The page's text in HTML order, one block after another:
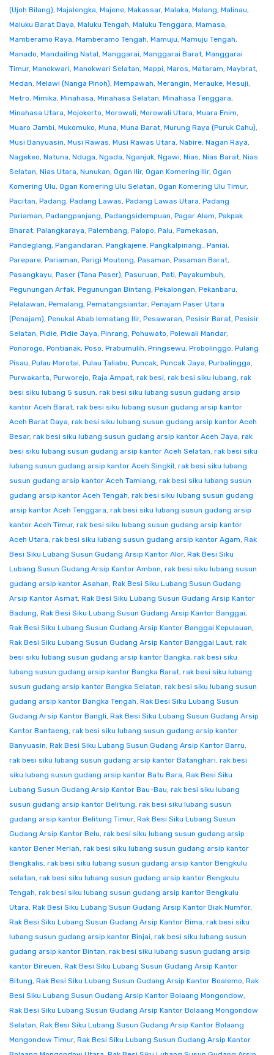
(Ujoh Bilang), Majalengka, Majene, Makassar, Malaka, Malang, Malinau,
Maluku Barat Daya, Maluku Tengah, Maluku Tenggara, Mamasa,
Mamberamo Raya, Mamberamo Tengah, Mamuju, Mamuju Tengah,
Manado, Mandailing Natal, Manggarai, Manggarai Barat, Manggarai
Timur, Manokwari, Manokwari Selatan, Mappi, Maros, Mataram, Maybrat,
Medan, Melawi (Nanga Pinoh), Mempawah, Merangin, Merauke, Mesuji,
Metro, Mimika, Minahasa, Minahasa Selatan, Minahasa Tenggara,
Minahasa Utara, Mojokerto, Morowali, Morowali Utara, Muara Enim,
Muaro Jambi, Mukomuko, Muna, Muna Barat, Murung Raya (Puruk Cahu),
Musi Banyuasin, Musi Rawas, Musi Rawas Utara, Nabire, Nagan Raya,
Nagekeo, Natuna, Nduga, Ngada, Nganjuk, Ngawi, Nias, Nias Barat, Nias
Selatan, Nias Utara, Nunukan, Ogan Ilir, Ogan Komering Ilir, Ogan
Komering Ulu, Ogan Komering Ulu Selatan, Ogan Komering Ulu Timur,
Pacitan, Padang, Padang Lawas, Padang Lawas Utara, Padang
Pariaman, Padangpanjang, Padangsidempuan, Pagar Alam, Pakpak
Bharat, Palangkaraya, Palembang, Palopo, Palu, Pamekasan,
Pandeglang, Pangandaran, Pangkajene, Pangkalpinang., Paniai,
Parepare, Pariaman, Parigi Moutong, Pasaman, Pasaman Barat,
Pasangkayu, Paser (Tana Paser), Pasuruan, Pati, Payakumbuh,
Pegunungan Arfak, Pegunungan Bintang, Pekalongan, Pekanbaru,
Pelalawan, Pemalang, Pematangsiantar, Penajam Paser Utara
(Penajam), Penukal Abab lematang Ilir, Pesawaran, Pesisir Barat, Pesisir
Selatan, Pidie, Pidie Jaya, Pinrang, Pohuwato, Polewali Mandar,
Ponorogo, Pontianak, Poso, Prabumulih, Pringsewu, Probolinggo, Pulang
Pisau, Pulau Morotai, Pulau Taliabu, Puncak, Puncak Jaya, Purbalingga,
Purwakarta, Purworejo, Raja Ampat, rak besi, rak besi siku lubang, rak
besi siku lubang 5 susun, rak besi siku lubang susun gudang arsip
kantor Aceh Barat, rak besi siku lubang susun gudang arsip kantor
Aceh Barat Daya, rak besi siku lubang susun gudang arsip kantor Aceh
Besar, rak besi siku lubang susun gudang arsip kantor Aceh Jaya, rak
besi siku lubang susun gudang arsip kantor Aceh Selatan, rak besi siku
lubang susun gudang arsip kantor Aceh Singkil, rak besi siku lubang
susun gudang arsip kantor Aceh Tamiang, rak besi siku lubang susun
gudang arsip kantor Aceh Tengah, rak besi siku lubang susun gudang
arsip kantor Aceh Tenggara, rak besi siku lubang susun gudang arsip
kantor Aceh Timur, rak besi siku lubang susun gudang arsip kantor
Aceh Utara, rak besi siku lubang susun gudang arsip kantor Agam, Rak
Besi Siku Lubang Susun Gudang Arsip Kantor Alor, Rak Besi Siku
Lubang Susun Gudang Arsip Kantor Ambon, rak besi siku lubang susun
gudang arsip kantor Asahan, Rak Besi Siku Lubang Susun Gudang
Arsip Kantor Asmat, Rak Besi Siku Lubang Susun Gudang Arsip Kantor
Badung, Rak Besi Siku Lubang Susun Gudang Arsip Kantor Banggai,
Rak Besi Siku Lubang Susun Gudang Arsip Kantor Banggai Kepulauan,
Rak Besi Siku Lubang Susun Gudang Arsip Kantor Banggai Laut, rak
besi siku lubang susun gudang arsip kantor Bangka, rak besi siku
lubang susun gudang arsip kantor Bangka Barat, rak besi siku lubang
susun gudang arsip kantor Bangka Selatan, rak besi siku lubang susun
gudang arsip kantor Bangka Tengah, Rak Besi Siku Lubang Susun
Gudang Arsip Kantor Bangli, Rak Besi Siku Lubang Susun Gudang Arsip
Kantor Bantaeng, rak besi siku lubang susun gudang arsip kantor
Banyuasin, Rak Besi Siku Lubang Susun Gudang Arsip Kantor Barru,
rak besi siku lubang susun gudang arsip kantor Batanghari, rak besi
siku lubang susun gudang arsip kantor Batu Bara, Rak Besi Siku
Lubang Susun Gudang Arsip Kantor Bau-Bau, rak besi siku lubang
susun gudang arsip kantor Belitung, rak besi siku lubang susun
gudang arsip kantor Belitung Timur, Rak Besi Siku Lubang Susun
Gudang Arsip Kantor Belu, rak besi siku lubang susun gudang arsip
kantor Bener Meriah, rak besi siku lubang susun gudang arsip kantor
Bengkalis, rak besi siku lubang susun gudang arsip kantor Bengkulu
selatan, rak besi siku lubang susun gudang arsip kantor Bengkulu
Tengah, rak besi siku lubang susun gudang arsip kantor Bengkulu
Utara, Rak Besi Siku Lubang Susun Gudang Arsip Kantor Biak Numfor,
Rak Besi Siku Lubang Susun Gudang Arsip Kantor Bima, rak besi siku
lubang susun gudang arsip kantor Binjai, rak besi siku lubang susun
gudang arsip kantor Bintan, rak besi siku lubang susun gudang arsip
kantor Bireuen, Rak Besi Siku Lubang Susun Gudang Arsip Kantor
Bitung, Rak Besi Siku Lubang Susun Gudang Arsip Kantor Boalemo, Rak
Besi Siku Lubang Susun Gudang Arsip Kantor Bolaang Mongondow,
Rak Besi Siku Lubang Susun Gudang Arsip Kantor Bolaang Mongondow
Selatan, Rak Besi Siku Lubang Susun Gudang Arsip Kantor Bolaang
Mongondow Timur, Rak Besi Siku Lubang Susun Gudang Arsip Kantor